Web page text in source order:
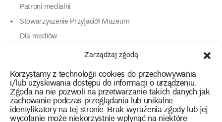
Zarządzaj zgodą
Korzystamy z technologii cookies do przechowywania
i/lub uzyskiwania dostępu do informacji o urządzeniu.
Zgoda na nie pozwoli na przetwarzanie takich danych jak
zachowanie podczas przeglądania lub unikalne
identyfikatory na tej stronie. Brak wyrażenia zgody lub jej
wycofanie może niekorzystnie wpłynąć na niektóre
Patroni medialni
Stowarzyszenie Przyjaciół Muzeum
Dla mediów
Dla osób o specjalnych potrzebach
Kontakt
instagram
twitterfacebookyoutube
tiktok